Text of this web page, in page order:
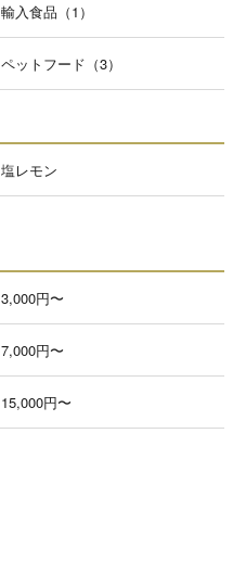
輸入食品（1）
ペットフード（3）
塩レモン
3,000円〜
7,000円〜
15,000円〜